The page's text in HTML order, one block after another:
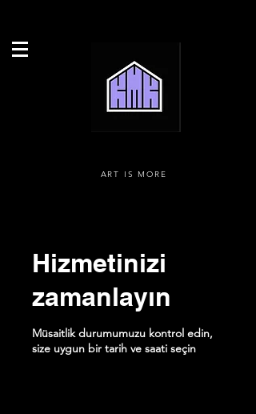
ART IS MORE
Hizmetinizi
zamanlayın
Müsaitlik durumumuzu kontrol edin,
size uygun bir tarih ve saati seçin